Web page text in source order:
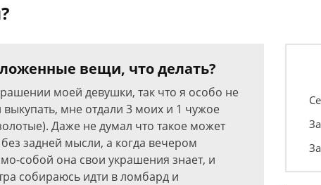
вещи, что делать?
моей девушки, так что я особо не
мне отдали 3 моих и 1 чужое
Даже не думал что такое может
задней мысли, а когда вечером
собой она свои украшения знает, и
собираюсь идти в ломбард и